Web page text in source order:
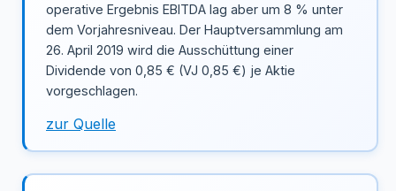
operative Ergebnis EBITDA lag aber um 8 % unter
dem Vorjahresniveau. Der Hauptversammlung am
26. April 2019 wird die Ausschüttung einer
Dividende von 0,85 € (VJ 0,85 €) je Aktie
vorgeschlagen.
zur Quelle